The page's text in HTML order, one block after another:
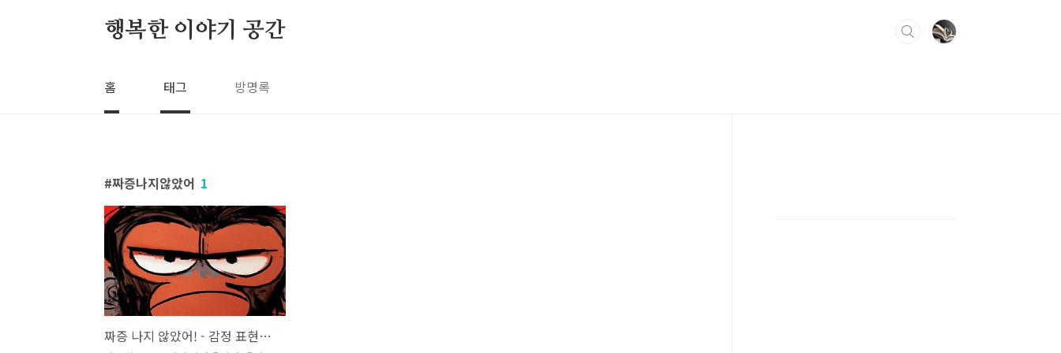
행복한 이야기 공간
홈 태그 방명록
짜증나지않았어 1
짜증 나지 않았어! - 감정 표현의 필요성